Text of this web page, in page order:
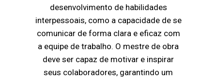
desenvolvimento de habilidades
interpessoais, como a capacidade de se
comunicar de forma clara e eficaz com
a equipe de trabalho. O mestre de obra
deve ser capaz de motivar e inspirar
seus colaboradores, garantindo um